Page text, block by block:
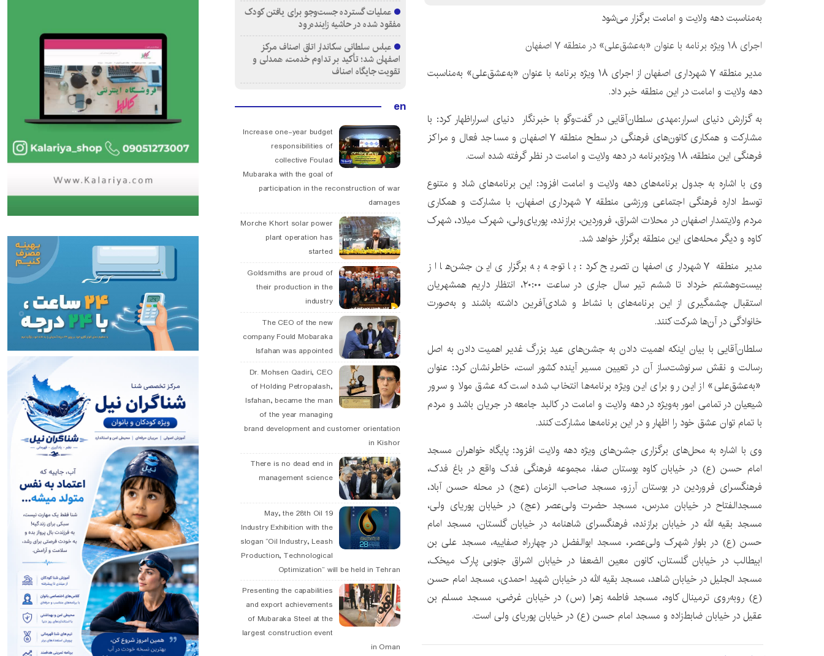
به‌مناسبت دهه ولایت و امامت برگزار می‌شود
اجرای ۱۸ ویژه برنامه با عنوان «به‌عشق‌علی» در منطقه ۷ اصفهان
مدیر منطقه ۷ شهرداری اصفهان از اجرای ۱۸ ویژه برنامه با عنوان «به‌عشق‌علی» به‌مناسبت
دهه ولایت و امامت در این منطقه خبر داد.
به گزارش دنیای اسرار:مهدی سلطان‌آقایی در گفت‌وگو با خبرنگار دنیای اسراراظهار کرد: با
مشارکت و همکاری کانون‌های فرهنگی در سطح منطقه ۷ اصفهان و مساجد فعال و مراکز
فرهنگی این منطقه، ۱۸ ویژه‌برنامه در دهه ولایت و امامت در نظر گرفته شده است.
وی با اشاره به جدول برنامه‌های دهه ولایت و امامت افزود: این برنامه‌های شاد و متنوع
توسط اداره فرهنگی اجتماعی ورزشی منطقه ۷ شهرداری اصفهان، با مشارکت و همکاری
مردم ولایتمدار اصفهان در محلات اشراق، فروردین، برازنده، پوریای‌ولی، شهرک میلاد، شهرک
کاوه و دیگر محله‌های این منطقه برگزار خواهد شد.
مدیر منطقه ۷ شهرداری اصفهان تصریح کرد: با توجه به برگزاری این جشن‌ها از
بیست‌وهشتم خرداد تا ششم تیر سال جاری در ساعت ۲۰:۰۰، انتظار داریم همشهریان
استقبال چشمگیری از این برنامه‌های با نشاط و شادی‌آفرین داشته باشند و به‌صورت
خانوادگی در آن‌ها شرکت کنند.
سلطان‌آقایی با بیان اینکه اهمیت دادن به جشن‌های عید بزرگ غدیر اهمیت دادن به اصل
رسالت و نقش سرنوشت‌ساز آن در تعیین مسیر آینده کشور است، خاطرنشان کرد: عنوان
«به‌عشق‌علی» از این رو برای این ویژه برنامه‌ها انتخاب شده است که عشق مولا و سرور
شیعیان در تمامی امور به‌ویژه در دهه ولایت و امامت در کالبد جامعه در جریان باشد و مردم
با تمام توان عشق خود را اظهار و در این برنامه‌ها مشارکت کنند.
وی با اشاره به محل‌های برگزاری جشن‌های ویژه دهه ولایت افزود: پایگاه خواهران مسجد
امام حسن (ع) در خیابان کاوه بوستان صفا، مجموعه فرهنگی فدک واقع در باغ فدک،
فرهنگسرای فروردین در بوستان آرزو، مسجد صاحب الزمان (عج) در محله حسن آباد،
مسجدالفتاح در خیابان مدرس، مسجد حضرت ولی‌عصر (عج) در خیابان پوریای ولی،
مسجد بقیه الله در خیابان برازنده، فرهنگسرای شاهنامه در خیابان گلستان، مسجد امام
حسن (ع) در بلوار شهرک ولی‌عصر، مسجد ابوالفضل در چهارراه صفاییه، مسجد علی بن
ابیطالب در خیابان گلستان، کانون معین الضعفا در خیابان اشراق جنوبی پارک میخک،
مسجد الجلیل در خیابان شاهد، مسجد بقیه الله در خیابان شهید احمدی، مسجد امام حسن
(ع) روبه‌روی ترمینال کاوه، مسجد فاطمه زهرا (س) در خیابان غرضی، مسجد مسلم بن
عقیل در خیابان ضابط‌زاده و مسجد امام حسن (ع) در خیابان پوریای ولی است.
عملیات گسترده جست‌وجو برای یافتن کودک
مفقود شده در حاشیه زاینده‌رود
عباس سلطانی سکاندار اتاق اصناف مرکز
اصفهان شد؛ تأکید بر تداوم خدمت، همدلی و
تقویت جایگاه اصناف
en
Increase one-year budget
responsibilities of
collective Foulad
Mubaraka with the goal of
participation in the reconstruction of war
damages
Morche Khort solar power
plant operation has
started
Goldsmiths are proud of
their production in the
industry
The CEO of the new
company Fould Mobaraka
Isfahan was appointed
Dr. Mohsen Qadiri, CEO
of Holding Petropalash,
Isfahan, became the man
of the year managing
brand development and customer orientation
in Kishor
There is no dead end in
management science
19 May, the 28th Oil
Industry Exhibition with the
slogan “Oil Industry, Leash
Production, Technological
Optimization” will be held in Tehran
Presenting the capabilities
and export achievements
of Mubaraka Steel at the
largest construction event
in Oman